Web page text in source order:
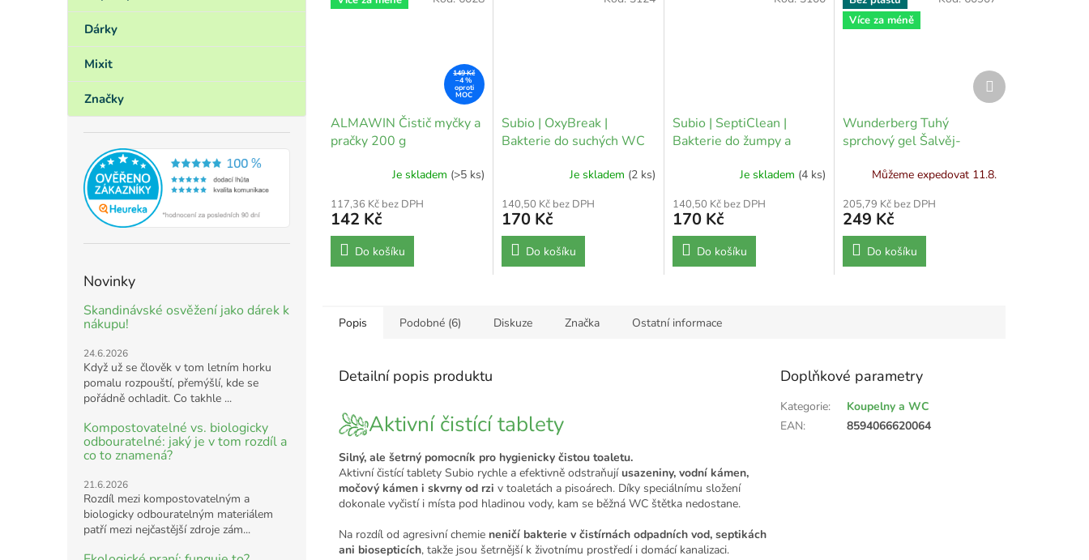
Dárky
Mixit
Značky
Novinky
Skandinávské osvěžení jako dárek k
nákupu!
24.6.2026
Když už se člověk v tom letním horku
pomalu rozpouští, přemýšlí, kde se
pořádně ochladit. Co takhle ...
Kompostovatelné vs. biologicky
odbouratelné: jaký je v tom rozdíl a
co to znamená?
21.6.2026
Rozdíl mezi kompostovatelným a
biologicky odbouratelným materiálem
patří mezi nejčastější zdroje zám...
149 Kč
–4 %
ALMAWIN Čistič myčky a
pračky 200 g
Je skladem (>5 ks)
117,36 Kč bez DPH
142 Kč
Do košíku
Subio | OxyBreak |
Bakterie do suchých WC
Je skladem (2 ks)
140,50 Kč bez DPH
170 Kč
Do košíku
Subio | SeptiClean |
Bakterie do žumpy a
Je skladem (4 ks)
140,50 Kč bez DPH
170 Kč
Do košíku
Více za méně
Wunderberg Tuhý
sprchový gel Šalvěj-
Můžeme expedovat 11.8.
205,79 Kč bez DPH
249 Kč
Do košíku
Další
produkt
Popis Podobné (6) Diskuze Značka Ostatní informace
Detailní popis produktu
Aktivní čistící tablety
Silný, ale šetrný pomocník pro hygienicky čistou toaletu.
Aktivní čistící tablety Subio rychle a efektivně odstraňují usazeniny, vodní kámen,
močový kámen i skvrny od rzi v toaletách a pisoárech. Díky speciálnímu složení
dokonale vyčistí i místa pod hladinou vody, kam se běžná WC štětka nedostane.
Na rozdíl od agresivní chemie neničí bakterie v čistírnách odpadních vod, septikách
ani biosepticích, takže jsou šetrnější k životnímu prostředí i domácí kanalizaci.
Doplňkové parametry
Kategorie:
Koupelny a WC
EAN: 8594066620064